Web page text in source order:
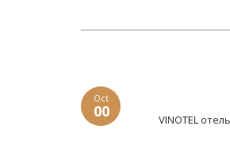
Oct
00 VINOTEL